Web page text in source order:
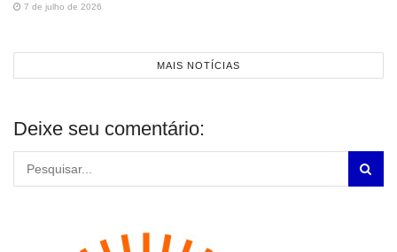
7 de julho de 2026
MAIS NOTÍCIAS
Deixe seu comentário: